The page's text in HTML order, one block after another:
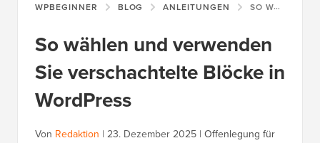
WPBEGINNER BLOG ANLEITUNGEN SO WÄHLEN UND VERWENDEN SIE VERSCHACHTELTE BLÖCKE IN WORDPRESS
So wählen und verwenden
Sie verschachtelte Blöcke in
WordPress
Von Redaktion | 23. Dezember 2025 | Offenlegung für